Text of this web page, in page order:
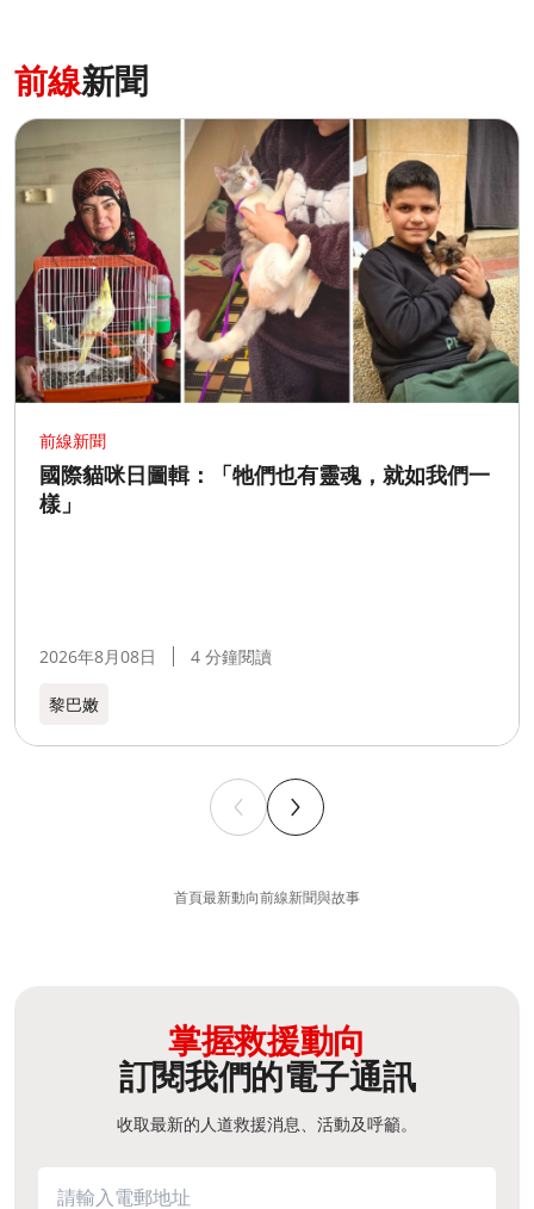
前線新聞
前線新聞
國際貓咪日圖輯：「牠們也有靈魂，就如我們一
樣」
2026年8月08日 4 分鐘閱讀
黎巴嫩​
首頁最新動向前線新聞與故事
掌握救援動向
訂閱我們的電子通訊
收取最新的人道救援消息、活動及呼籲。